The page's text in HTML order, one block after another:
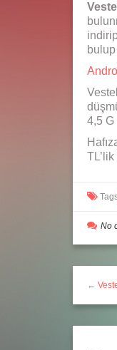
4,5 G
TL’lik
No
←